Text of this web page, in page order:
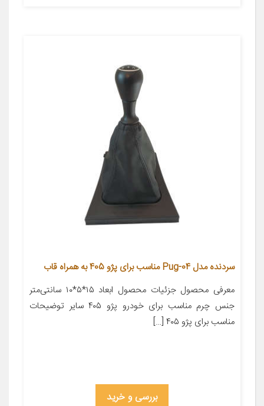
سردنده مدل Pug-04 مناسب برای پژو 405 به همراه قاب
معرفی محصول جزئیات محصول ابعاد ۱۵*۵*۱۰ سانتی‌متر
جنس چرم مناسب برای خودرو پژو ۴۰۵ سایر توضیحات
مناسب برای پژو ۴۰۵ […]
بررسی و خرید